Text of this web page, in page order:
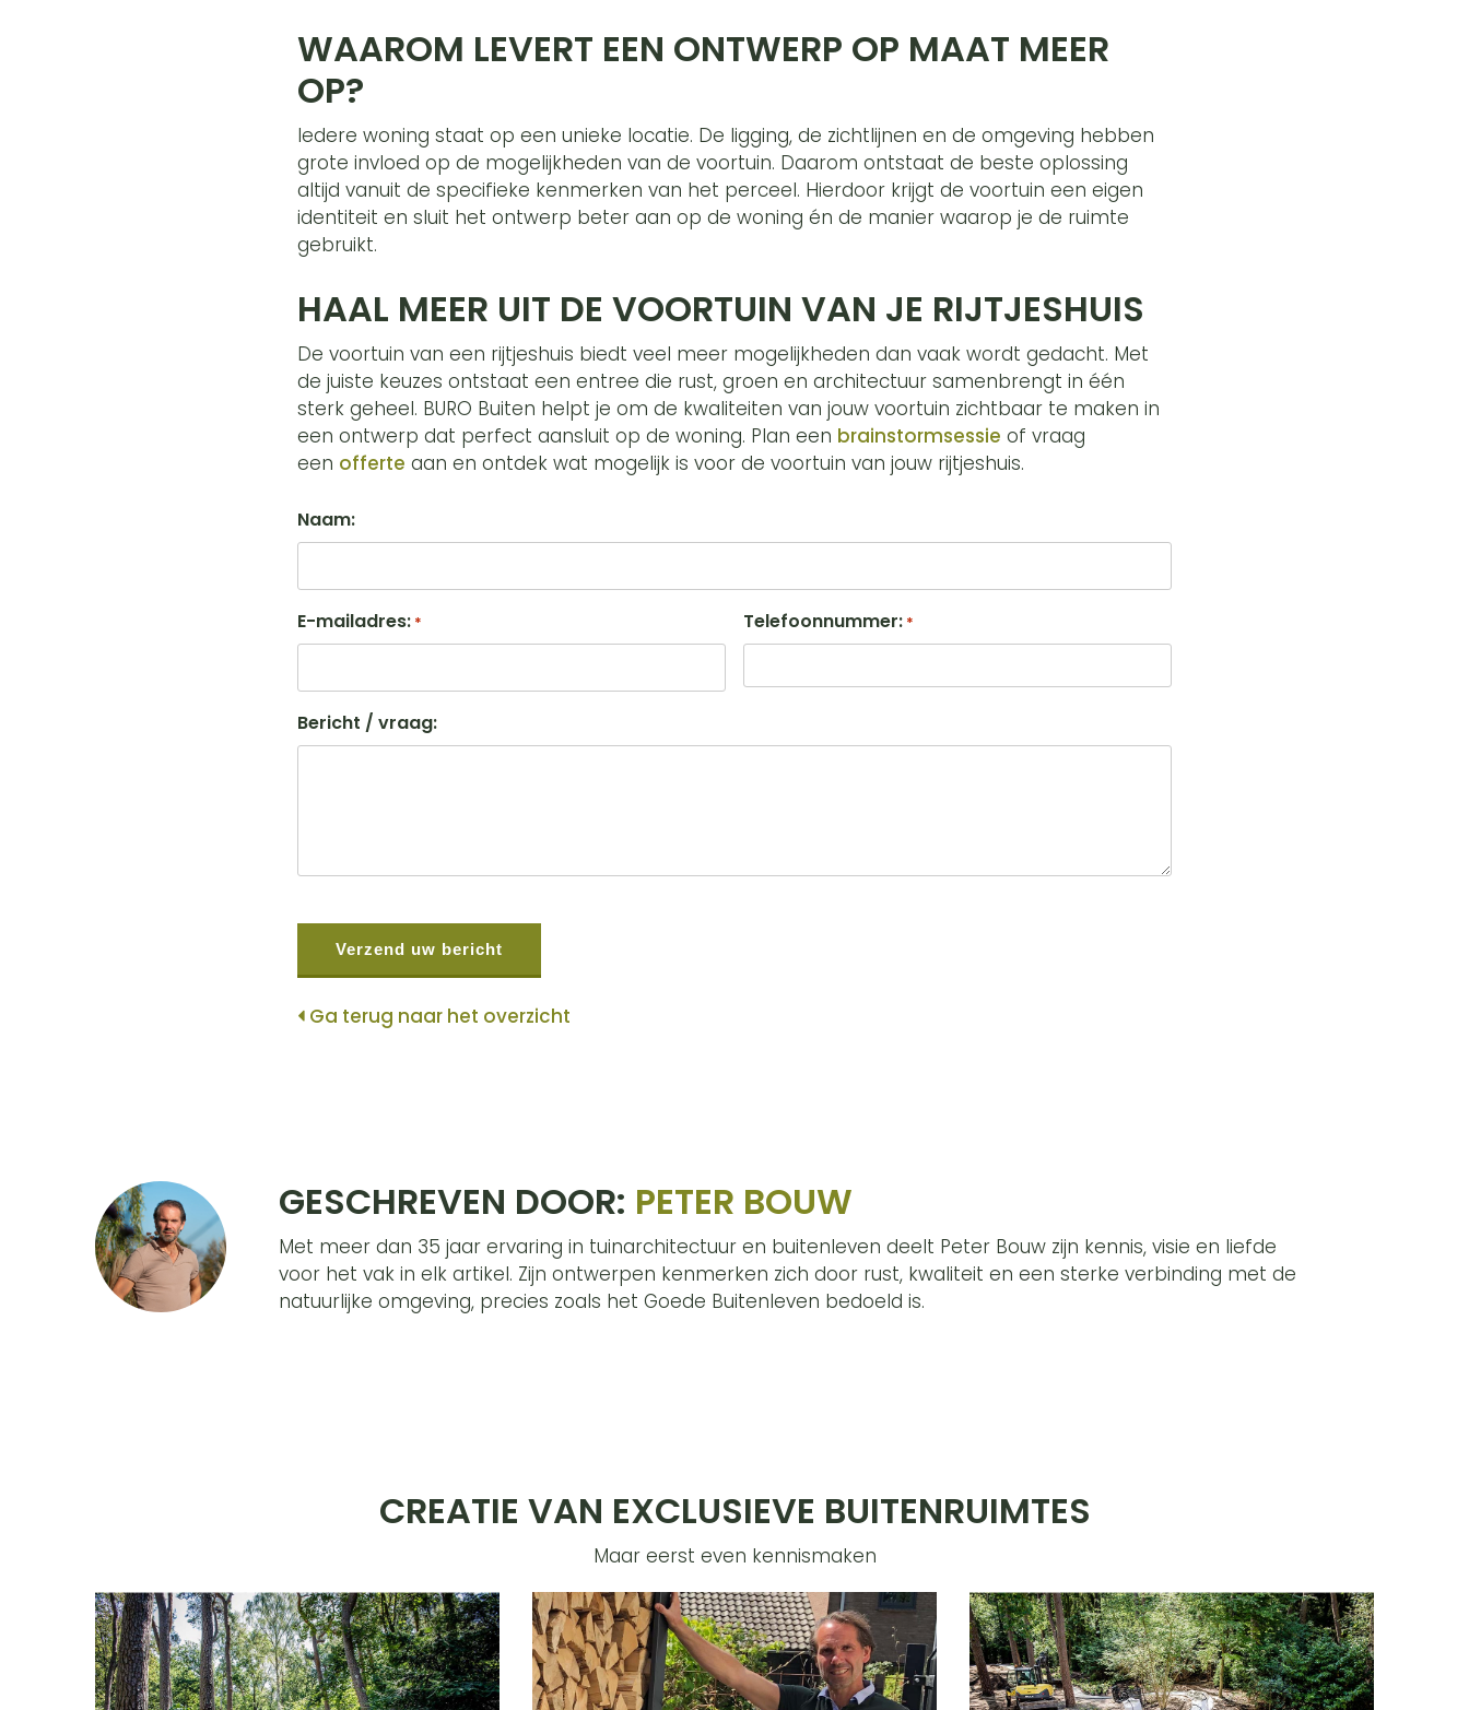
WAAROM LEVERT EEN ONTWERP OP MAAT MEER
OP?
Iedere woning staat op een unieke locatie. De ligging, de zichtlijnen en de omgeving hebben
grote invloed op de mogelijkheden van de voortuin. Daarom ontstaat de beste oplossing
altijd vanuit de specifieke kenmerken van het perceel. Hierdoor krijgt de voortuin een eigen
identiteit en sluit het ontwerp beter aan op de woning én de manier waarop je de ruimte
gebruikt.
HAAL MEER UIT DE VOORTUIN VAN JE RIJTJESHUIS
De voortuin van een rijtjeshuis biedt veel meer mogelijkheden dan vaak wordt gedacht. Met
de juiste keuzes ontstaat een entree die rust, groen en architectuur samenbrengt in één
sterk geheel. BURO Buiten helpt je om de kwaliteiten van jouw voortuin zichtbaar te maken in
een ontwerp dat perfect aansluit op de woning. Plan een brainstormsessie of vraag
een offerte aan en ontdek wat mogelijk is voor de voortuin van jouw rijtjeshuis.
Naam:
E-mailadres: * Telefoonnummer: *
Bericht / vraag:
Ga terug naar het overzicht
GESCHREVEN DOOR: PETER BOUW
Met meer dan 35 jaar ervaring in tuinarchitectuur en buitenleven deelt Peter Bouw zijn kennis, visie en liefde
voor het vak in elk artikel. Zijn ontwerpen kenmerken zich door rust, kwaliteit en een sterke verbinding met de
natuurlijke omgeving, precies zoals het Goede Buitenleven bedoeld is.
CREATIE VAN EXCLUSIEVE BUITENRUIMTES
Maar eerst even kennismaken